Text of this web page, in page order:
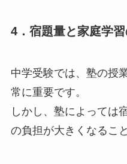
4．宿題量と家庭学
中学受験では、塾の授
常に重要です。
しかし、塾によっては
の負担が大きくなるこ